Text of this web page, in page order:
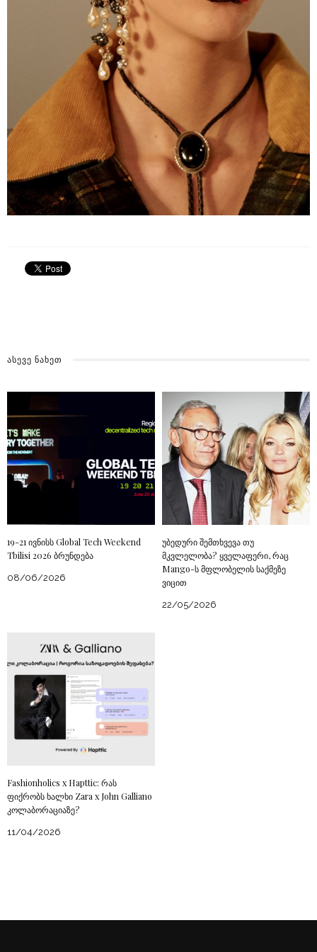
ᲐᲡᲔᲕᲔ ᲜᲐᲮᲔᲗ
19-21 ივნისს Global Tech Weekend
Tbilisi 2026 ბრუნდება
08/06/2026
უბედური შემთხვევა თუ
მკვლელობა? ყველაფერი, რაც
Mango-ს მფლობელის საქმეზე
ვიცით
22/05/2026
Fashionholics x Hapttic: რას
ფიქრობს ხალხი Zara x John Galliano
კოლაბორაციაზე?
11/04/2026